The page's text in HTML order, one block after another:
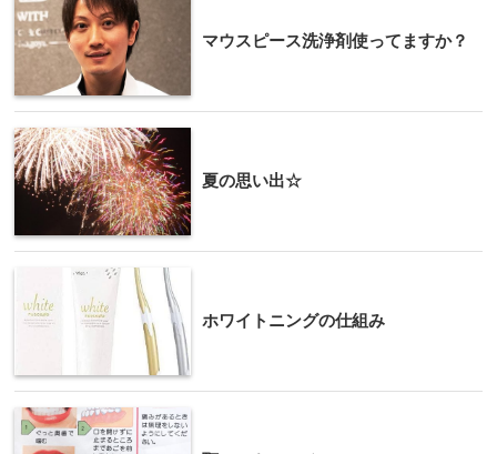
マウスピース洗浄剤使ってますか？
夏の思い出☆
ホワイトニングの仕組み